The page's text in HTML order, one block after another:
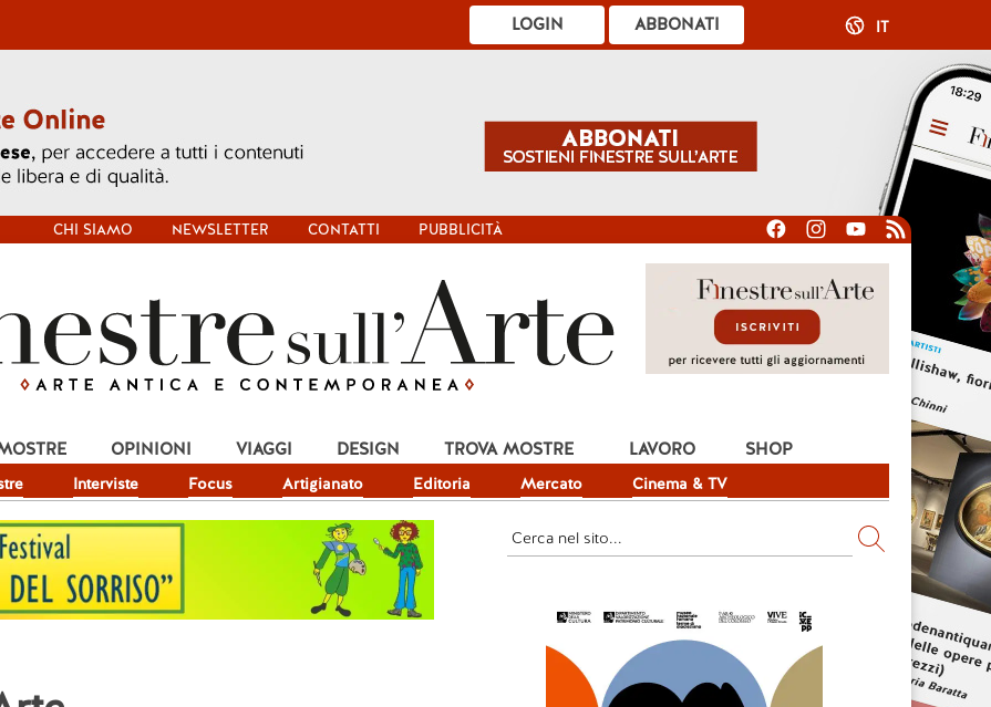
ABBONATI
LOGIN IT
CHI SIAMO NEWSLETTER CONTATTI PUBBLICITÀ
Interviste Focus Artigianato Editoria Mercato Cinema & TV
OPINIONI VIAGGI DESIGN TROVA MOSTRE LAVORO SHOP